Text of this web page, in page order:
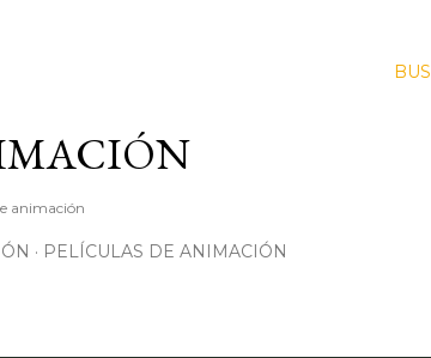
animación
PELÍCULAS DE ANIMACIÓN